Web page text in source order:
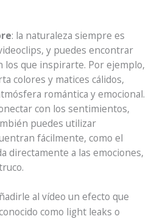
: la naturaleza siempre es
y puedes encontrar
los que inspirarte. Por ejemplo,
colores y matices cálidos,
romántica y emocional.
con los sentimientos,
puedes utilizar
fácilmente, como el
directamente a las emociones,
al vídeo un efecto que
como light leaks o